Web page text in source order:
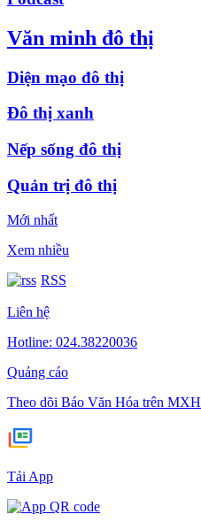
Văn minh đô thị
Diện mạo đô thị
Đô thị xanh
Nếp sống đô thị
Quản trị đô thị
Mới nhất
Xem nhiều
RSS
Liên hệ
Hotline: 024.38220036
Quảng cáo
Theo dõi Báo Văn Hóa trên MXH
Tải App